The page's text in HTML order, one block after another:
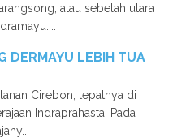
atau sebelah utara
DERMAYU LEBIH TUA
Cirebon, tepatnya di
Indraprahasta. Pada